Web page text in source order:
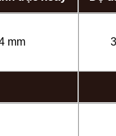
mm